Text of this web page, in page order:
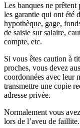
Les banques ne prêtent
les garantie qui ont été
hypothèque, gage,
de saisie sur salaire,
compte, etc.
Si vous êtes caution à
proches, vous devez
coordonnées avec leur
transmettre une copie
adresse privée.
Normalement vous
lors de l’aveu de faillite.